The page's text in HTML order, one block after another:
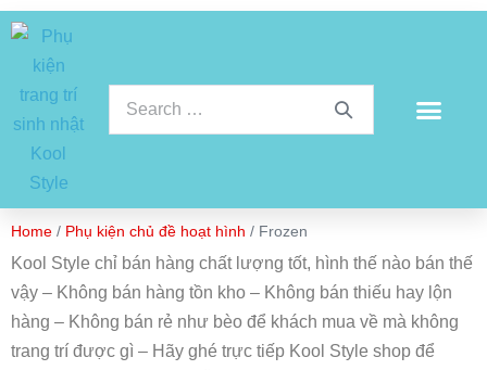
Home / Phụ kiện chủ đề hoạt hình / Frozen
Kool Style chỉ bán hàng chất lượng tốt, hình thế nào bán thế
vậy – Không bán hàng tồn kho – Không bán thiếu hay lộn
hàng – Không bán rẻ như bèo để khách mua về mà không
trang trí được gì – Hãy ghé trực tiếp Kool Style shop để